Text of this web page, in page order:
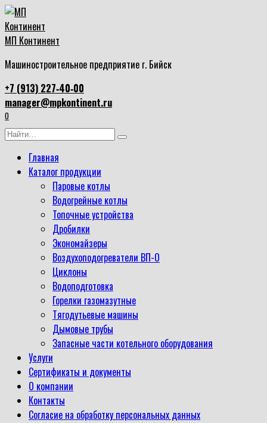
Перейти
к
содержанию
МП Континент
Машиностроительное предприятие г. Бийск
+7 (913) 227‑40‑00
manager@mpkontinent.ru
0
Search
Главная
Каталог продукции
Паровые котлы
Водогрейные котлы
Топочные устройства
Дробилки
Экономайзеры
Воздухоподогреватели ВП-О
Циклоны
Водоподготовка
Горелки газомазутные
Тягодутьевые машины
Дымовые трубы
Запасные части котельного оборудования
Услуги
Сертификаты и документы
О компании
Контакты
Согласие на обработку персональных данных